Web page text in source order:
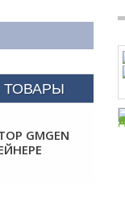
GMGEN